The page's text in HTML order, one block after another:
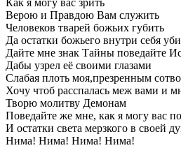
Как я могу вас зрить
Верою и Правдою Вам служить
Человеков тварей божьих губить
Да остатки божьего внутри себя
Дайте мне знак Тайны поведайте
Дабы узрел её своими глазами
Слабая плоть моя,презренным
Хочу чтоб расспалась меж вами и
Творю молитву Демонам
Поведайте же мне, как я могу вас
И остатки света мерзкого в своей
Нима! Нима! Нима! Нима!